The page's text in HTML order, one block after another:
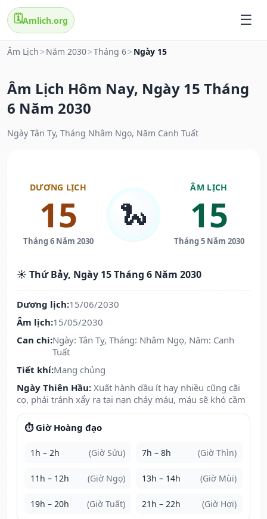
🗓️Amlich.org
Âm Lịch > Năm 2030>Tháng 6> Ngày 15
Âm Lịch Hôm Nay, Ngày 15 Tháng
6 Năm 2030
Ngày Tân Tỵ, Tháng Nhâm Ngọ, Năm Canh Tuất
DƯƠNG LỊCH
15
Tháng 6 Năm 2030
🐍
ÂM LỊCH
15
Tháng 5 Năm 2030
☀️ Thứ Bảy, Ngày 15 Tháng 6 Năm 2030
Dương lịch:15/06/2030
Âm lịch:15/05/2030
Can chi:Ngày: Tân Tỵ, Tháng: Nhâm Ngọ, Năm: Canh
Tuất
Tiết khí:Mang chủng
Ngày Thiên Hầu: Xuất hành dầu ít hay nhiều cũng cãi
cọ, phải tránh xẩy ra tai nạn chảy máu, máu sẽ khó cầm
⏱️ Giờ Hoàng đạo
1h – 2h (Giờ Sửu) 7h – 8h (Giờ Thìn)
11h – 12h (Giờ Ngọ) 13h – 14h (Giờ Mùi)
19h – 20h (Giờ Tuất) 21h – 22h (Giờ Hợi)